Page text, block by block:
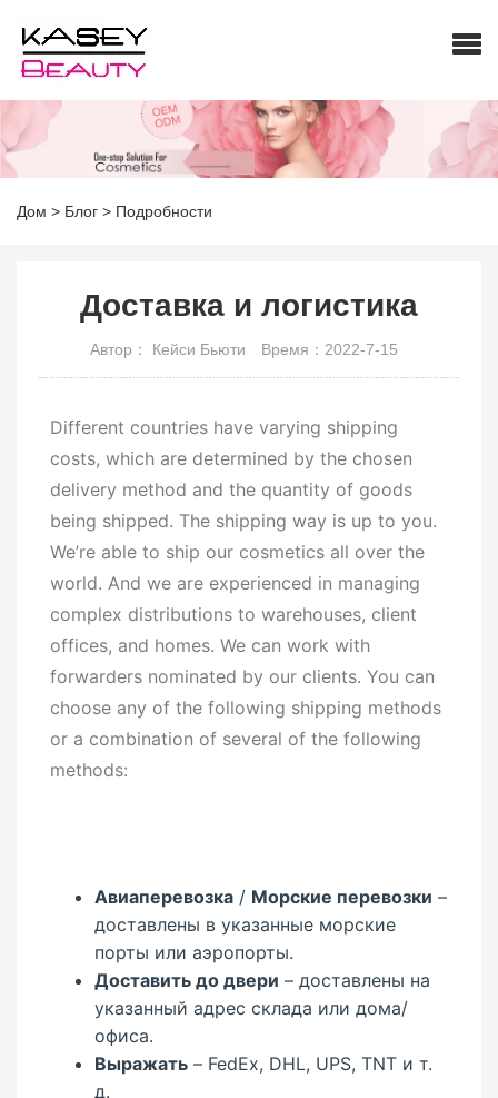
Дом > Блог > Подробности
Доставка и логистика
Автор： Кейси Бьюти Время：2022-7-15
Different countries have varying shipping
costs, which are determined by the chosen
delivery method and the quantity of goods
being shipped. The shipping way is up to you.
We’re able to ship our cosmetics all over the
world. And we are experienced in managing
complex distributions to warehouses, client
offices, and homes. We can work with
forwarders nominated by our clients. You can
choose any of the following shipping methods
or a combination of several of the following
methods:
Авиаперевозка / Морские перевозки –
доставлены в указанные морские
порты или аэропорты.
Доставить до двери – доставлены на
указанный адрес склада или дома/
офиса.
Выражать – FedEx, DHL, UPS, TNT и т.
д.